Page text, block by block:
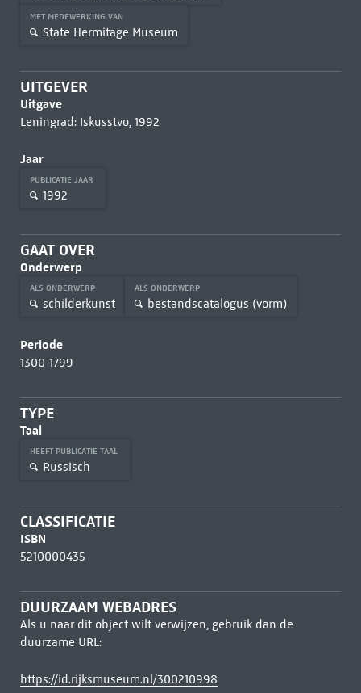
MET MEDEWERKING VAN
State Hermitage Museum
UITGEVER
Uitgave
Leningrad: Iskusstvo, 1992
Jaar
PUBLICATIE JAAR
1992
GAAT OVER
Onderwerp
ALS ONDERWERP
schilderkunst
ALS ONDERWERP
bestandscatalogus (vorm)
Periode
1300-1799
TYPE
Taal
HEEFT PUBLICATIE TAAL
Russisch
CLASSIFICATIE
ISBN
5210000435
DUURZAAM WEBADRES
Als u naar dit object wilt verwijzen, gebruik dan de
duurzame URL:
https://id.rijksmuseum.nl/300210998